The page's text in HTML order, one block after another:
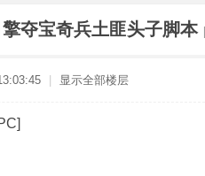
夺宝奇兵土匪头子脚本
显示全部楼层